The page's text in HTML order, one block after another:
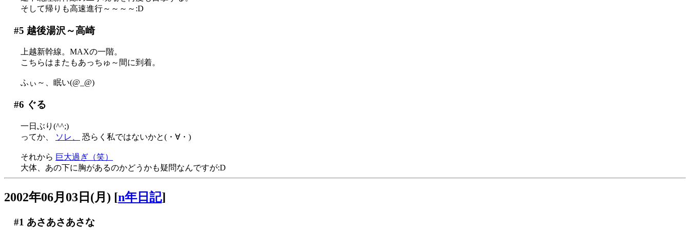
そして帰りも高速進行～～～～:D
#5 越後湯沢～高崎
上越新幹線。MAXの一階。
こちらはまたもあっちゅ～間に到着。
ふぃ～、眠い(@_@)
#6 ぐる
一日ぶり(^^;)
ってか、
ソレ、 恐らく私ではないかと(・∀・)
それから 巨大過ぎ（笑）
大体、あの下に胸があるのかどうかも疑問なんですが:D
2002年06月03日(月) [n年日記]
#1 あさあさあさな